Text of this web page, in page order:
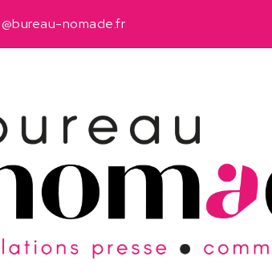
nomade.fr